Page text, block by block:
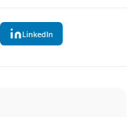
LinkedIn